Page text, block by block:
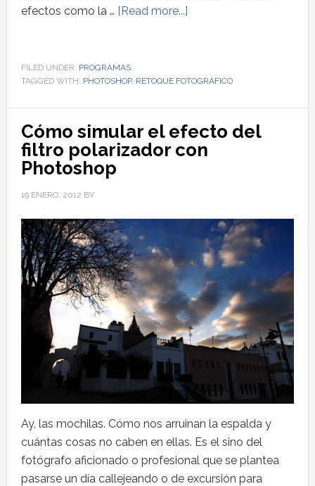
efectos como la … [Read more...]
FILED UNDER: PROGRAMAS
TAGGED WITH: PHOTOSHOP, RETOQUE FOTOGRÁFICO
Cómo simular el efecto del
filtro polarizador con
Photoshop
19 ENERO, 2012 BY
Ay, las mochilas. Cómo nos arruinan la espalda y
cuántas cosas no caben en ellas. Es el sino del
fotógrafo aficionado o profesional que se plantea
pasarse un día callejeando o de excursión para